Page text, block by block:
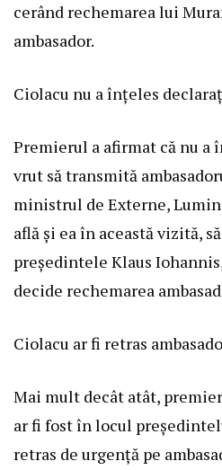
cerând rechemarea lui
ambasador.
Ciolacu nu a înțeles
Premierul a afirmat că nu a
vrut să transmită
ministrul de Externe,
află și ea în această vizită,
președintele Klaus
decide rechemarea
Ciolacu ar fi retras
Mai mult decât atât,
ar fi fost în locul
retras de urgență pe